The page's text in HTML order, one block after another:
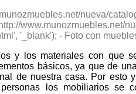
y los materiales con que
básicos, ya que de
de nuestra casa. Por esto
los mobiliarios se